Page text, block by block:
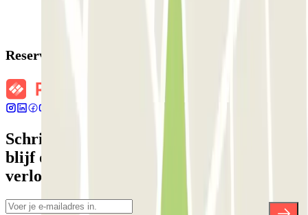
Reserveringsgegevens
Schrijf je in voor onze nieuwsbrief en
blijf op de hoogte van kortingen,
verlotingen en vele andere verrassingen.